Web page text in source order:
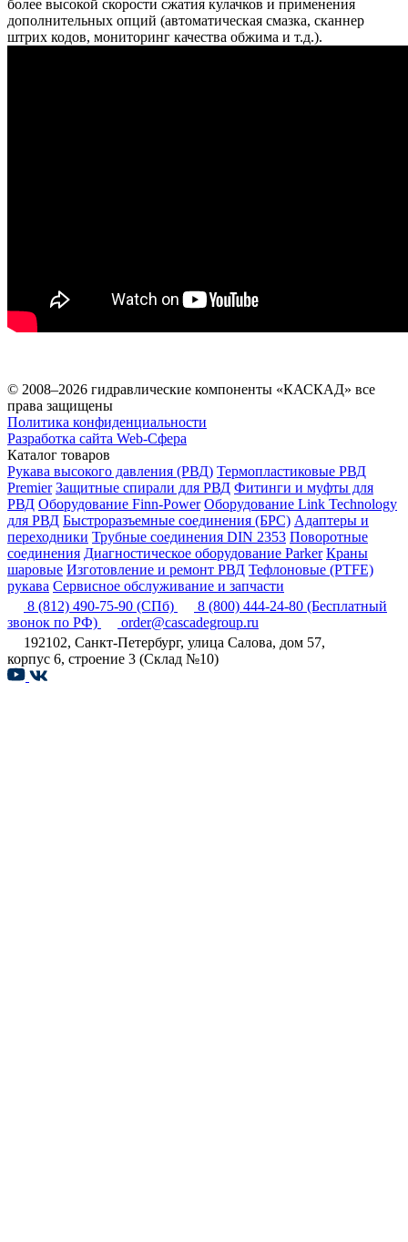
более высокой скорости сжатия кулачков и применения
дополнительных опций (автоматическая смазка, сканнер
штрих кодов, мониторинг качества обжима и т.д.).
© 2008–2026 гидравлические компоненты «КАСКАД» все
права защищены
Политика конфиденциальности
Разработка сайта Web-Сфера
Каталог товаров
Рукава высокого давления (РВД) Термопластиковые РВД
Premier Защитные спирали для РВД Фитинги и муфты для
РВД Оборудование Finn-Power Оборудование Link Technology
для РВД Быстроразъемные соединения (БРС) Адаптеры и
переходники Трубные соединения DIN 2353 Поворотные
соединения Диагностическое оборудование Parker Краны
шаровые Изготовление и ремонт РВД Тефлоновые (PTFE)
рукава Сервисное обслуживание и запчасти
8 (812) 490-75-90 (СПб) 8 (800) 444-24-80 (Бесплатный
звонок по РФ)
order@cascadegroup.ru
192102, Санкт-Петербург, улица Салова, дом 57,
корпус 6, строение 3 (Склад №10)